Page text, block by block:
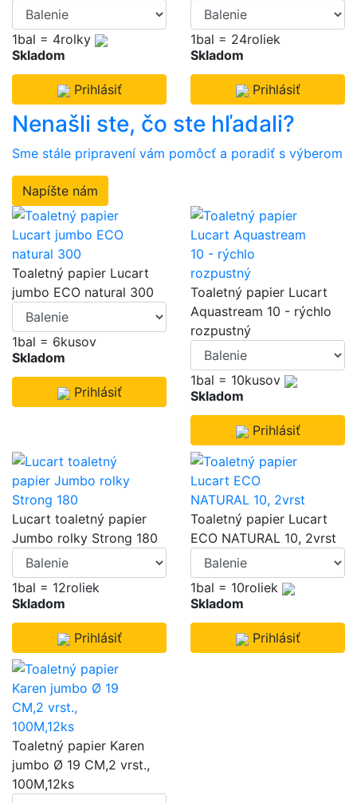
1bal = 4rolky
Skladom
Prihlásiť
1bal = 24roliek
Skladom
Prihlásiť
Nenašli ste, čo ste hľadali?
Sme stále pripravení vám pomôcť a poradiť s výberom
Napíšte nám
Toaletný papier Lucart
jumbo ECO natural 300
1bal = 6kusov
Skladom
Prihlásiť
Toaletný papier Lucart
Aquastream 10 - rýchlo
rozpustný
1bal = 10kusov
Skladom
Prihlásiť
Lucart toaletný papier
Jumbo rolky Strong 180
1bal = 12roliek
Skladom
Prihlásiť
Toaletný papier Lucart
ECO NATURAL 10, 2vrst
1bal = 10roliek
Skladom
Prihlásiť
Toaletný papier Karen
jumbo Ø 19 CM,2 vrst.,
100M,12ks